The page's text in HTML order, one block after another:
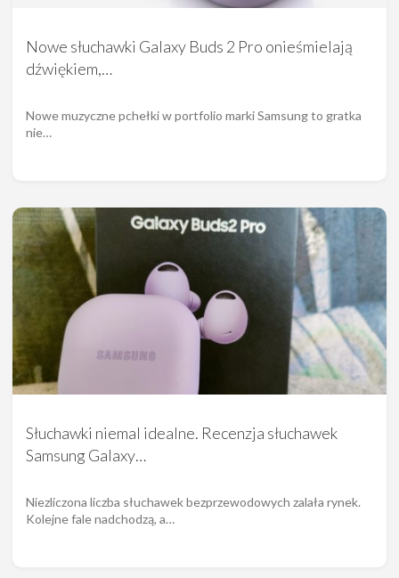
Nowe słuchawki Galaxy Buds 2 Pro onieśmielają
dźwiękiem,…
Nowe muzyczne pchełki w portfolio marki Samsung to gratka
nie…
Słuchawki niemal idealne. Recenzja słuchawek
Samsung Galaxy…
Niezliczona liczba słuchawek bezprzewodowych zalała rynek.
Kolejne fale nadchodzą, a…